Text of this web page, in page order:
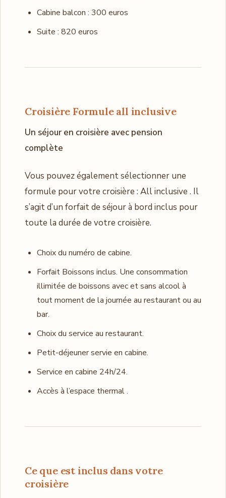
Cabine balcon : 300 euros
Suite : 820 euros
Croisière Formule all inclusive
Un séjour en croisière avec pension
complète
Vous pouvez également sélectionner une
formule pour votre croisière : All inclusive . Il
s’agit d’un forfait de séjour à bord inclus pour
toute la durée de votre croisière.
Choix du numéro de cabine.
Forfait Boissons inclus. Une consommation
illimitée de boissons avec et sans alcool à
tout moment de la journée au restaurant ou au
bar.
Choix du service au restaurant.
Petit-déjeuner servie en cabine.
Service en cabine 24h/24.
Accès à l’espace thermal .
Ce que est inclus dans votre
croisière